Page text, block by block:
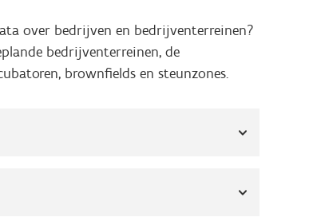
over bedrijven en bedrijventerreinen?
bedrijventerreinen, de
brownfields en steunzones.